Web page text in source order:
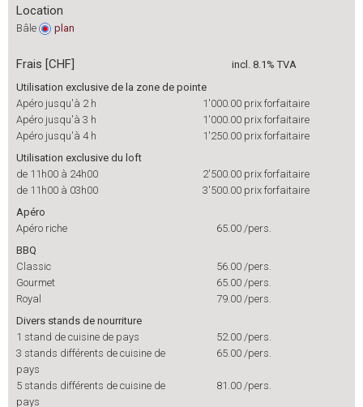
Location
Bâle plan
Frais [CHF]
incl. 8.1% TVA
Utilisation exclusive de la zone de pointe
Apéro jusqu'à 2 h
1'000.00 prix forfaitaire
Apéro jusqu'à 3 h
1'000.00 prix forfaitaire
Apéro jusqu'à 4 h
1'250.00 prix forfaitaire
Utilisation exclusive du loft
de 11h00 à 24h00
2'500.00 prix forfaitaire
de 11h00 à 03h00
3'500.00 prix forfaitaire
Apéro
Apéro riche
65.00 /pers.
BBQ
Classic
56.00 /pers.
Gourmet
65.00 /pers.
Royal
79.00 /pers.
Divers stands de nourriture
1 stand de cuisine de pays
52.00 /pers.
3 stands différents de cuisine de
pays
65.00 /pers.
5 stands différents de cuisine de
pays
81.00 /pers.